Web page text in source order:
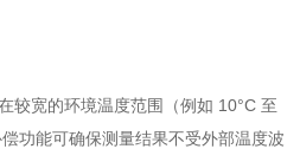
较宽的环境温度范围（例如 10°C 至
功能可确保测量结果不受外部温度波